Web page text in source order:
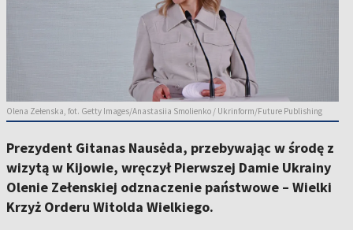
Olena Zełenska, fot. Getty Images/Anastasiia Smolienko / Ukrinform/Future Publishing
Prezydent Gitanas Nausėda, przebywając w środę z
wizytą w Kijowie, wręczył Pierwszej Damie Ukrainy
Olenie Zełenskiej odznaczenie państwowe – Wielki
Krzyż Orderu Witolda Wielkiego.